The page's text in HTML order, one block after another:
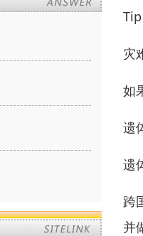
灾
如
遗
遗
跨
并